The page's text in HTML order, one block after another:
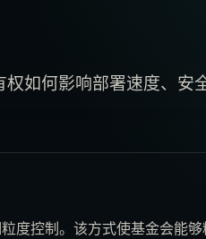
如何影响部署速度、安
度控制。该方式使基金会能